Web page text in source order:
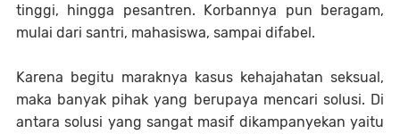
tinggi, hingga pesantren. Korbannya pun beragam,
mulai dari santri, mahasiswa, sampai difabel.
Karena begitu maraknya kasus kehajahatan seksual,
maka banyak pihak yang berupaya mencari solusi. Di
antara solusi yang sangat masif dikampanyekan yaitu